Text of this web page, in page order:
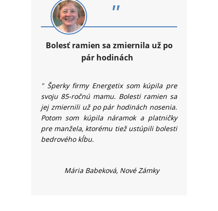
"
Bolesť ramien sa zmiernila už po
pár hodinách
" Šperky firmy Energetix som kúpila pre
svoju 85-ročnú mamu. Bolesti ramien sa
jej zmiernili už po pár hodinách nosenia.
Potom som kúpila náramok a platničky
pre manžela, ktorému tiež ustúpili bolesti
bedrového kĺbu.
Mária Babeková, Nové Zámky